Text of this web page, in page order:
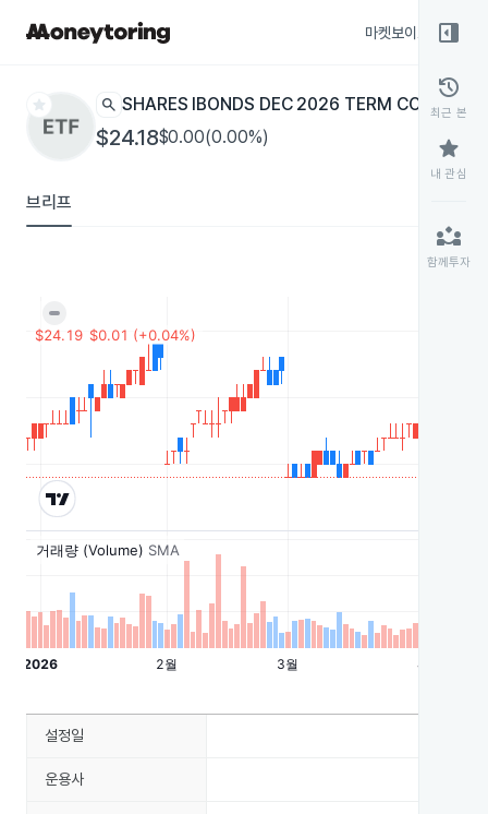
마켓보이스
star search ISHARES IBONDS DEC 2026 TERM
$24.18$0.00(0.00%)
브리프
right_panel_open
history
최근 본
star
내 관심
partner_exchange
함께투자